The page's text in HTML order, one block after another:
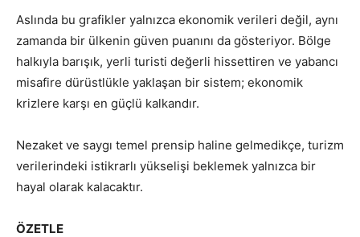
Aslında bu grafikler yalnızca ekonomik verileri değil, aynı
zamanda bir ülkenin güven puanını da gösteriyor. Bölge
halkıyla barışık, yerli turisti değerli hissettiren ve yabancı
misafire dürüstlükle yaklaşan bir sistem; ekonomik
krizlere karşı en güçlü kalkandır.
Nezaket ve saygı temel prensip haline gelmedikçe, turizm
verilerindeki istikrarlı yükselişi beklemek yalnızca bir
hayal olarak kalacaktır.
ÖZETLE